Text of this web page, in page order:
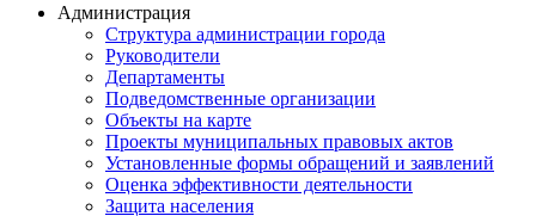
Администрация
Структура администрации города
Руководители
Департаменты
Подведомственные организации
Объекты на карте
Проекты муниципальных правовых актов
Установленные формы обращений и заявлений
Оценка эффективности деятельности
Защита населения